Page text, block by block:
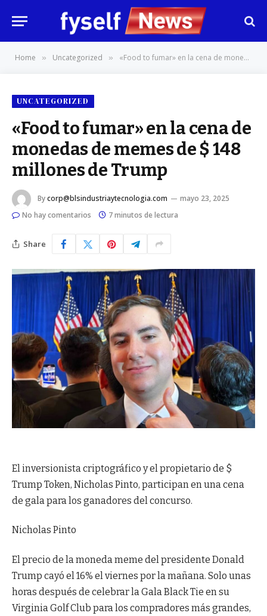
Home » Uncategorized » «Food to fumar» en la cena de monedas de memes de $ 148 millones de Trump
UNCATEGORIZED
«Food to fumar» en la cena de
monedas de memes de $ 148
millones de Trump
Bycorp@blsindustriaytecnologia.com
mayo 23, 2025
No hay comentarios
7 minutos de lectura
Share
El inversionista criptográfico y el propietario de $
Trump Token, Nicholas Pinto, participan en una cena
de gala para los ganadores del concurso.
Nicholas Pinto
El precio de la moneda meme del presidente Donald
Trump cayó el 16% el viernes por la mañana. Solo unas
horas después de celebrar la Gala Black Tie en su
Virginia Golf Club para los compradores más grandes,